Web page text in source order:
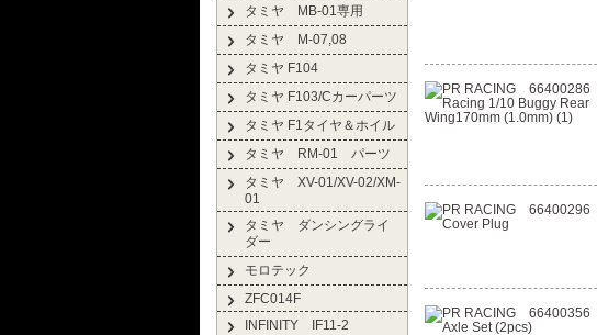
タミヤ MB-01専用
タミヤ M-07,08
タミヤ F104
タミヤ F103/Cカーパーツ
タミヤ F1タイヤ＆ホイル
タミヤ RM-01 パーツ
タミヤ XV-01/XV-02/XM-
01
タミヤ ダンシングライ
ダー
モロテック
ZFC014F
INFINITY IF11-2